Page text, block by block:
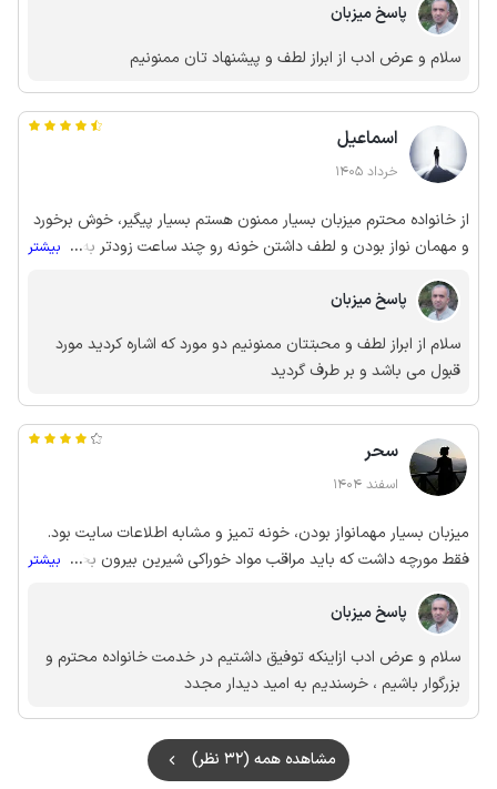
بتوان به راحتی لامپ را خاموش و روشن کرد.
پاسخ میزبان
سلام و عرض ادب از ابراز لطف و پیشنهاد تان ممنونیم
اسماعیل
خرداد 1405
از خانواده محترم میزبان بسیار ممنون هستم بسیار پیگیر، خوش برخورد
و مهمان نواز بودن و لطف داشتن خونه رو چند ساعت زودتر به ما
توری پنجره ها بود(که میزبان محترم خودشون گفتن که نصب خواهند
کرد) و اینکه اگه ارتفاع ماشین کم باشه امکان برخورد با زمین درب
ورودی داره(اقامتگاه رو به شدت پیشنهاد می کنم)
... بیشتر
پاسخ میزبان
سلام از ابراز لطف و محبتتان ممنونیم دو مورد که اشاره کردید مورد
قبول می باشد و بر طرف گردید
سحر
اسفند 1404
میزبان بسیار مهمانواز بودن، خونه تمیز و مشابه اطلاعات سایت بود.
فقط مورچه داشت که باید مراقب مواد خوراکی شیرین بیرون بخچال
... بیشتر
پاسخ میزبان
سلام و عرض ادب ازاینکه توفیق داشتیم در خدمت خانواده محترم و
بزرگوار باشیم ، خرسندیم به امید دیدار مجدد
مشاهده همه (32 نظر)